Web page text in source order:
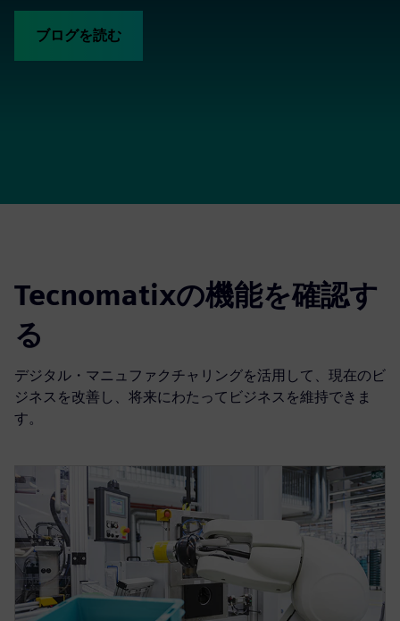
ブログを読む
Tecnomatixの機能を確認す
る
デジタル・マニュファクチャリングを活用して、現在のビ
ジネスを改善し、将来にわたってビジネスを維持できま
す。